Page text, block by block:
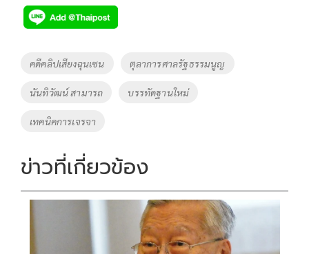
e
b
o
o
k
tt
er
p
y
Li
k
Tags
คดีคลิปเสียงฉุนเซน ตุลาการศาลรัฐธรรมนูญ
นันทิวัฒน์ สามารถ บรรทัดฐานใหม่
เทคนิคการเจรจา
ข่าวที่เกี่ยวข้อง